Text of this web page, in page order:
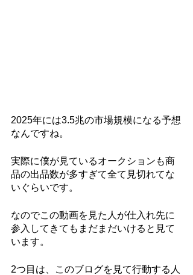
2025年には3.5兆の市場規模になる予想
なんですね。
実際に僕が見ているオークションも商
品の出品数が多すぎて全て見切れてな
いぐらいです。
なのでこの動画を見た人が仕入れ先に
参入してきてもまだまだいけると見て
います。
2つ目は、このブログを見て行動する人